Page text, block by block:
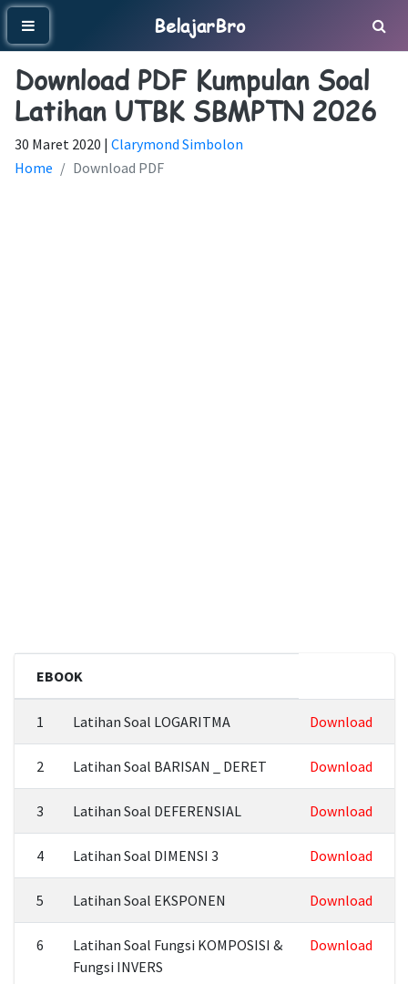
BelajarBro
Download PDF Kumpulan Soal
Latihan UTBK SBMPTN 2026
30 Maret 2020 | Clarymond Simbolon
Home
Download PDF
EBOOK
1 Latihan Soal LOGARITMA Download
2 Latihan Soal BARISAN _ DERET Download
3 Latihan Soal DEFERENSIAL Download
4 Latihan Soal DIMENSI 3 Download
5 Latihan Soal EKSPONEN Download
6
Latihan Soal Fungsi KOMPOSISI &
Fungsi INVERS
Download